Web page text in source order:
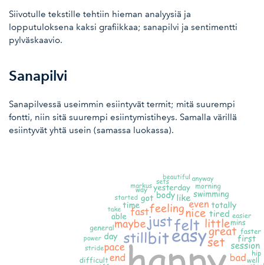
Siivotulle tekstille tehtiin hieman analyysiä ja
lopputuloksena kaksi grafiikkaa; sanapilvi ja sentimentti
pylväskaavio.
Sanapilvi
Sanapilvessä useimmin esiintyvät termit; mitä suurempi
fontti, niin sitä suurempi esiintymistiheys. Samalla värillä
esiintyvät yhtä usein (samassa luokassa).